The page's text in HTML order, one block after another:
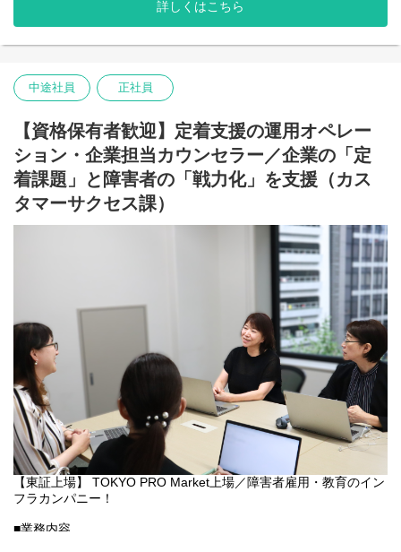
・それぞれのご事情のある障害当事者様と企業様のご要望を繋ぐ
いをする仕事のため、目標達成によるやりがいが得られます。
・様々な企業様の人事の方々と接点を持つことになるため、多種
多様なビジネス・組織・人と接点が持てる刺激を得られます。
■D&Iについて
D&Iは「誰もが挑戦できる社会をつくる」をビジョンに掲げ、障害
者の雇用支援と教育事業を通じて、社会の多様性を推進していま
す。
D&Iは「義務から戦力へ」を掲げ、法定雇用率を超えた価値創造を
目指します。単なるマッチングではなく、企業が障害者を積極的
に採用し、長期的に戦力化できるよう、専門的なコンサルティン
グを提供。在宅雇用支援システム「エンカク」の導入、特例子会
社やサテライトオフィスの導入支援など、多様な雇用モデルを通
じて、障害者が真に活躍できる社会を共に創り上げていきます。
今後は障害者に限らない潜在労働者の戦力化を目指し、より広く
日本の労働に関わる社会課題にも積極的に取り組む予定です。
■事業内容：障害者雇用のトータルソリューション提供
・採用支援から定着支援まで、企業と求職者の最適なマッチング
を実現
主なサービス：DIエージェント、BABナビ、ワクサポ
・一人一人の可能性を最大限に引き出す独自プログラムで就労移
行を支援
主なサービス：ワークイズ
・企業向けに戦略的なコンサルティングを提供し、法定雇用率達
主なサービス：障害者雇用コンサルティング
学校が終わって教室に向かう時のワクワクした顔や、教室から帰
る時の満足そうな笑顔に触れられる、とてもやりがいのあるお仕
事です。
■ 具体的な仕事内容
教室に通所している児童の送迎業務（運転のみ）をお願いしま
・平日：学校 ⇔ テラコヤキッズ川崎 ⇔ 自宅
・日曜／学校休業日：自宅 ⇔ テラコヤキッズ川崎
※送迎にはワンボックスカー等の社用車を使用します。（ナビ・
ドラレコ完備）
※日曜や長期休み（夏休み等）の休校日は、送迎の時間が変更に
なります。
送迎時は必ず支援スタッフが同乗し、子供たちのサポートを行い
「運転中に子供たちが騒いでしまったら…」「乗り降りの介助が
できるか不安…」といった心配は一切不要で、「安全運転」にの
シニア世代の方や、福祉業界未経験の方もこれまで活躍していま
す。
詳しくはこちら
中途社員 正社員
【資格保有者歓迎】定着支援の運用オペレー
ション・企業担当カウンセラー／企業の「定
着課題」と障害者の「戦力化」を支援（カス
タマーサクセス課）
【東証上場】 TOKYO PRO Market上場／障害者雇用・教育のイン
フラカンパニー！
■業務内容